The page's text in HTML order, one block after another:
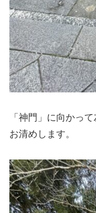
「神門」に向かっ
お清めします。